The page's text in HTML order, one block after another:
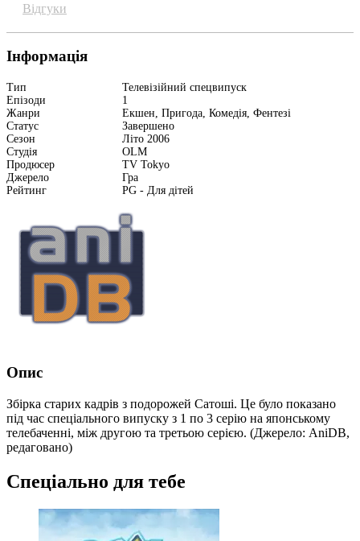
Відгуки
Інформація
Тип
Телевізійний спецвипуск
Епізоди
1
Жанри
Екшен, Пригода, Комедія, Фентезі
Статус
Завершено
Сезон
Літо 2006
Студія
OLM
Продюсер
TV Tokyo
Джерело
Гра
Рейтинг
PG - Для дітей
Опис
Збірка старих кадрів з подорожей Сатоші. Це було показано
під час спеціального випуску з 1 по 3 серію на японському
телебаченні, між другою та третьою серією. (Джерело: AniDB,
редаговано)
Спеціально для тебе